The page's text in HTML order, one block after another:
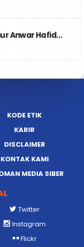
Anwar Hafid…
KODE ETIK
KARIR
DISCLAIMER
KONTAK KAMI
MEDIA SIBER
Twitter
Instagram
Flickr